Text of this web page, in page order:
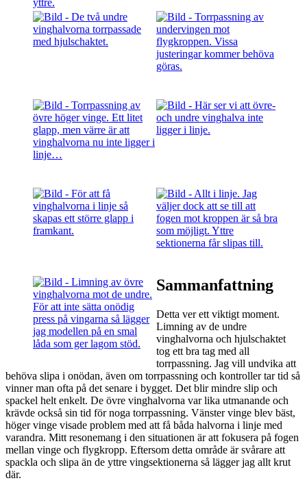
Sammanfattning
Detta ver ett viktigt moment.
Limning av de undre
vinghalvorna och hjulschaktet
tog ett bra tag med all
torrpassning. Jag vill undvika att
behöva slipa i onödan, även om torrpassning och kontroller tar tid så
vinner man ofta på det senare i bygget. Det blir mindre slip och
spackel helt enkelt. De övre vinghalvorna var lika utmanande och
krävde också sin tid för noga torrpassning. Vänster vinge blev bäst,
höger vinge visade problem med att få båda halvorna i linje med
varandra. Mitt resonemang i den situationen är att fokusera på fogen
mellan vinge och flygkropp. Eftersom detta område är svårare att
spackla och slipa än de yttre vingsektionerna så lägger jag allt krut
där.